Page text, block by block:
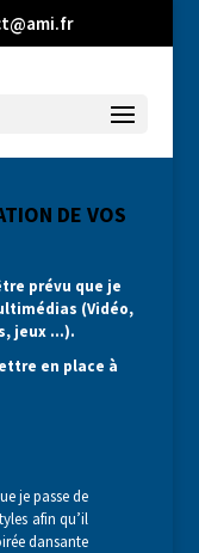
DE VOS
prévu que je
(Vidéo,
jeux …).
en place à
je passe de
afin qu’il
dansante